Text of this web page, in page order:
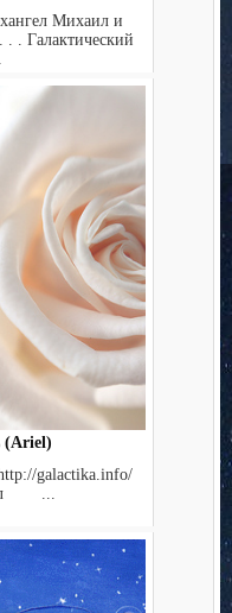
Михаил и
. Галактический
(Ariel)
galactika.info/
...